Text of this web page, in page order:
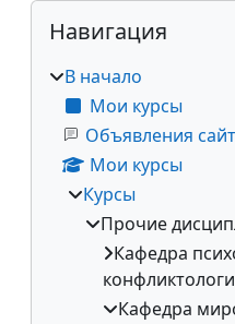
Блоки
Пропустить Навигация
Навигация
В начало
Мои курсы
Объявления
Мои курсы
Курсы
Прочие
Кафедра
Кафедра